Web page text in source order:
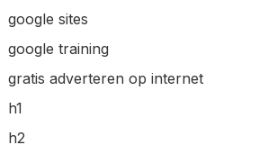
google sites
google training
gratis adverteren op internet
h1
h2